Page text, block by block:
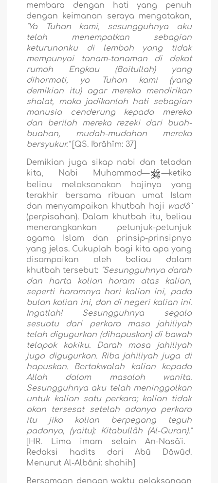
membara dengan hati yang penuh
dengan keimanan seraya mengatakan,
"Ya Tuhan kami, sesungguhnya aku
telah menempatkan sebagian
keturunanku di lembah yang tidak
mempunyai tanam-tanaman di dekat
rumah Engkau (Baitullah) yang
dihormati, ya Tuhan kami (yang
demikian itu) agar mereka mendirikan
shalat, maka jadikanlah hati sebagian
manusia cenderung kepada mereka
dan berilah mereka rezeki dari buah-
buahan, mudah-mudahan mereka
bersyukur."[QS. Ibrâhîm: 37]
Demikian juga sikap nabi dan teladan
kita, Nabi Muhammad—
—ketika
beliau melaksanakan hajinya yang
terakhir bersama ribuan umat Islam
dan menyampaikan khutbah haji
wadâ`
(perpisahan). Dalam khutbah itu, beliau
menerangkankan petunjuk-petunjuk
agama Islam dan prinsip-prinsipnya
yang jelas. Cukuplah bagi kita apa yang
disampaikan oleh beliau dalam
khutbah tersebut: "Sesungguhnya darah
dan harta kalian haram atas kalian,
seperti haramnya hari kalian ini, pada
bulan kalian ini, dan di negeri kalian ini.
Ingatlah! Sesungguhnya segala
sesuatu dari perkara masa jahiliyah
telah digugurkan (dihapuskan) di bawah
telapak kakiku. Darah masa jahiliyah
juga digugurkan. Riba jahiliyah juga di
hapuskan. Bertakwalah kalian kepada
Allah dalam masalah wanita.
Sesungguhnya aku telah meninggalkan
untuk kalian satu perkara; kalian tidak
akan tersesat setelah adanya perkara
itu jika kalian berpegang teguh
padanya, (yaitu): Kitabullâh (Al-Quran)."
[HR. Lima imam selain An-Nasâ'i.
Redaksi hadits dari Abû Dâwûd.
Menurut Al-Albâni: shahih]
Bersamaan dengan waktu pelaksanaan